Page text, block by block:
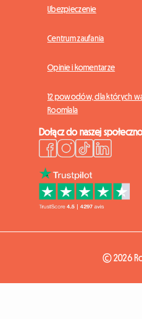
Ubezpieczenie
Centrum zaufania
Opinie i komentarze
12 powodów, dla których
Roomlala
Dołącz do naszej
© 2026